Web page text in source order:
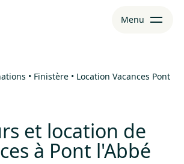
Menu
• Finistère • Location Vacances Pont
et location de
à Pont l'Abbé